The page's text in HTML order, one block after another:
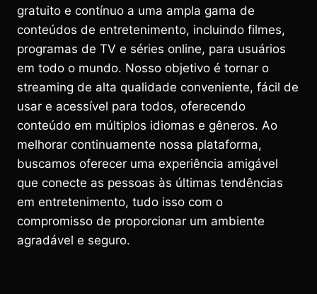
gratuito e contínuo a uma ampla gama de
conteúdos de entretenimento, incluindo filmes,
programas de TV e séries online, para usuários
em todo o mundo. Nosso objetivo é tornar o
streaming de alta qualidade conveniente, fácil de
usar e acessível para todos, oferecendo
conteúdo em múltiplos idiomas e gêneros. Ao
melhorar continuamente nossa plataforma,
buscamos oferecer uma experiência amigável
que conecte as pessoas às últimas tendências
em entretenimento, tudo isso com o
compromisso de proporcionar um ambiente
agradável e seguro.